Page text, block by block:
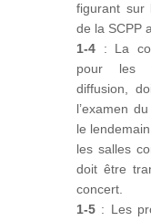
figurant sur
de la SCPP
1-4 : La
pour les
diffusion,
l’examen
le
les salles
doit être
concert.
1-5 : Les